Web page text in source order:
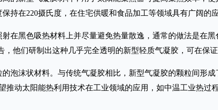
持在220摄氏度，在住宅供暖和食品加工等领域具有广阔的应
在黑色吸热材料上并尽量避免热量散逸，通常的做法是在
，他们研制出这种几乎完全透明的新型轻质气凝胶，可在保
泡沫状材料。与传统气凝胶相比，新型气凝胶的颗粒间形
推动太阳能热利用技术在工业领域的应用，如中温工业热过